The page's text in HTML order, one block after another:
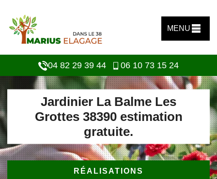
MENU
04 82 29 39 44 06 10 73 15 24
Jardinier La Balme Les
Grottes 38390 estimation
gratuite.
RÉALISATIONS